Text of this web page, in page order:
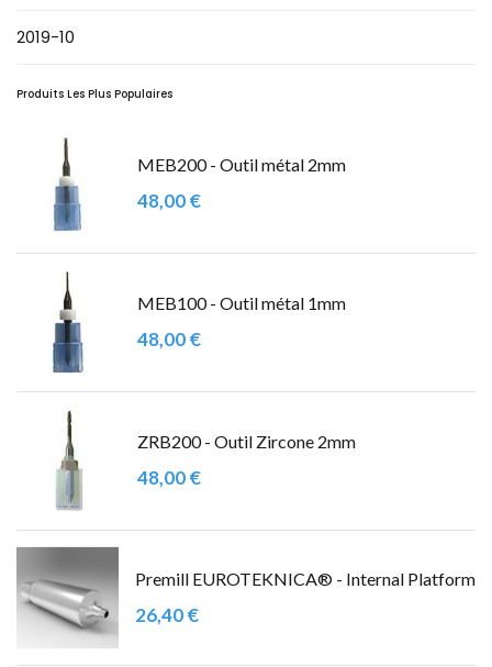
2019-10
Produits Les Plus Populaires
MEB200 - Outil métal 2mm
48,00 €
MEB100 - Outil métal 1mm
48,00 €
ZRB200 - Outil Zircone 2mm
48,00 €
Premill EUROTEKNICA® - Internal Platform
26,40 €